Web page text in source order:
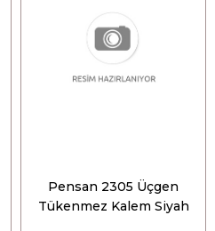
Pensan 2305 Üçgen
Tükenmez Kalem Siyah